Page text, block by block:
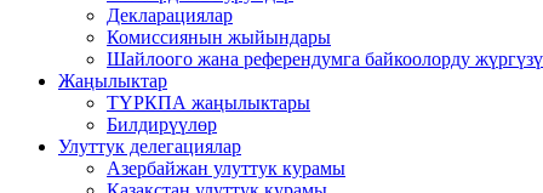
Декларациялар
Комиссиянын жыйындары
Шайлоого жана референдумга байкоолорду
Жаңылыктар
ТҮРКПА жаңылыктары
Билдирүүлөр
Улуттук делегациялар
Азербайжан улуттук курамы